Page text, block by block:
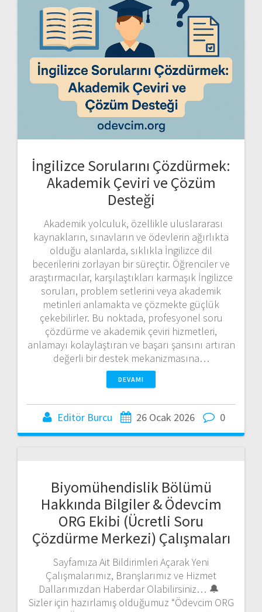
İngilizce Sorularını Çözdürmek:
Akademik Çeviri ve Çözüm
Desteği
Akademik yolculuk, özellikle uluslararası
kaynakların, sınavların ve ödevlerin ağırlıkta
olduğu alanlarda, sıklıkla İngilizce dil
becerilerini zorlayan bir süreçtir. Öğrenciler ve
araştırmacılar, karşılaştıkları karmaşık İngilizce
soruları, problem setlerini veya akademik
metinleri anlamakta ve çözmekte güçlük
çekebilirler. Bu noktada, profesyonel soru
çözdürme ve akademik çeviri hizmetleri,
anlamayı kolaylaştıran ve başarı şansını artıran
değerli bir destek mekanizmasına…
DEVAMI
Editör Burcu 26 Ocak 2026 0
Biyomühendislik Bölümü
Hakkında Bilgiler & Ödevcim
ORG Ekibi (Ücretli Soru
Çözdürme Merkezi) Çalışmaları
Sayfamıza Ait Bildirimleri Açarak Yeni
Çalışmalarımız, Branşlarımız ve Hizmet
Dallarımızdan Haberdar Olabilirsiniz… 🔔
Sizler için hazırlamış olduğumuz “Ödevcim ORG